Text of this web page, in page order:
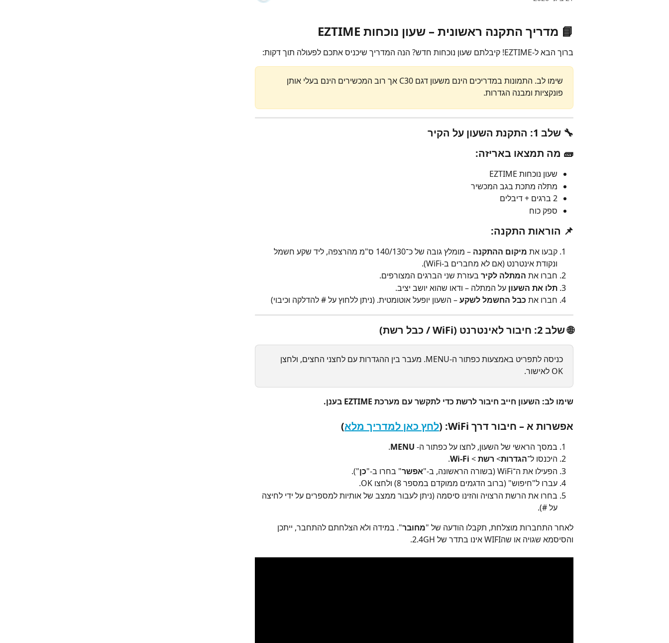
📘 מדריך התקנה ראשונית – שעון נוכחות EZTIME
ברוך הבא ל-EZTIME! קיבלתם שעון נוכחות חדש? הנה המדריך שיכניס אתכם לפעולה תוך דקות:
שימו לב. התמונות במדריכים הינם משעון דגם C30 אך רוב המכשירים הינם בעלי אותן
פונקציות ומבנה הגדרות.
🔧 שלב 1: התקנת השעון על הקיר
🧱 מה תמצאו באריזה:
שעון נוכחות EZTIME
מתלה מתכת בגב המכשיר
2 ברגים + דיבלים
ספק כוח
📌 הוראות התקנה:
קבעו את מיקום ההתקנה
– מומלץ גובה של כ־140/130 ס"מ מהרצפה, ליד שקע חשמל
ונקודת אינטרנט (אם לא מחברים ב-WiFi).
חברו את המתלה לקיר בעזרת שני הברגים המצורפים.
תלו את השעון על המתלה – ודאו שהוא יושב יציב.
חברו את כבל החשמל לשקע – השעון יופעל אוטומטית. (ניתן ללחוץ על # להדלקה וכיבוי)
🌐 שלב 2: חיבור לאינטרנט (WiFi / כבל רשת)
כניסה לתפריט באמצעות כפתור ה-MENU. מעבר בין ההגדרות עם לחצני החצים, ולחצן
OK לאישור.
שימו לב: השעון חייב חיבור לרשת כדי לתקשר עם מערכת EZTIME בענן.
אפשרות א – חיבור דרך WiFi: ( לחץ כאן למדריך מלא)
במסך הראשי של השעון, לחצו על כפתור ה- MENU
.
היכנסו ל־הגדרות> רשת >
Wi-Fi
.
הפעילו את ה־WiFi (בשורה הראשונה, ב-"
אפשר" בחרו ב-"כן").
עברו ל"חיפוש" (ברוב הדגמים ממוקדם במספר 8) ולחצו OK.
בחרו את הרשת הרצויה והזינו סיסמה (ניתן לעבור ממצב של אותיות למספרים על ידי לחיצה
על #).
לאחר התחברות מוצלחת, תקבלו הודעה של "מחובר". במידה ולא הצלחתם להתחבר, ייתכן
והסיסמא שגויה או שהWIFI אינו בתדר של 2.4GH.